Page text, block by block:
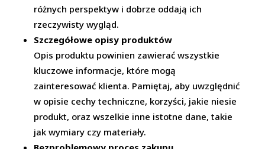
różnych perspektyw i dobrze oddają ich
rzeczywisty wygląd.
Szczegółowe opisy produktów
Opis produktu powinien zawierać wszystkie
kluczowe informacje, które mogą
zainteresować klienta. Pamiętaj, aby uwzględnić
w opisie cechy techniczne, korzyści, jakie niesie
produkt, oraz wszelkie inne istotne dane, takie
jak wymiary czy materiały.